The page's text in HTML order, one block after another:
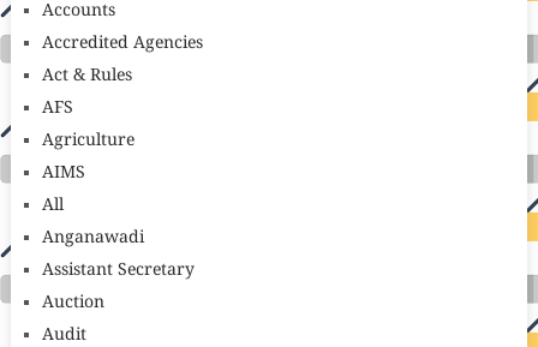
Accounts
Accredited Agencies
Act & Rules
AFS
Agriculture
AIMS
All
Anganawadi
Assistant Secretary
Auction
Audit